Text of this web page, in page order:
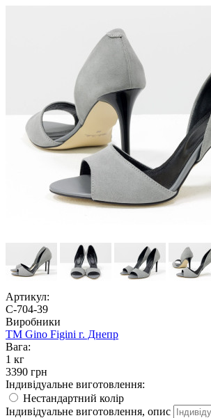
Артикул:
С-704-39
Виробники
TM Gino Figini г. Днепр
Вага:
1 кг
3390 грн
Індивідуальне виготовлення:
Нестандартний колір
Індивідуальне виготовлення, опис